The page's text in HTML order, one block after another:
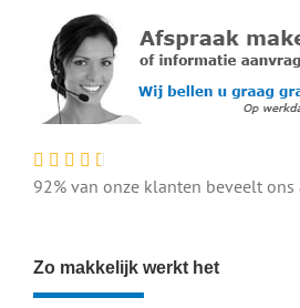
92% van onze klanten beveelt ons
Zo makkelijk werkt het